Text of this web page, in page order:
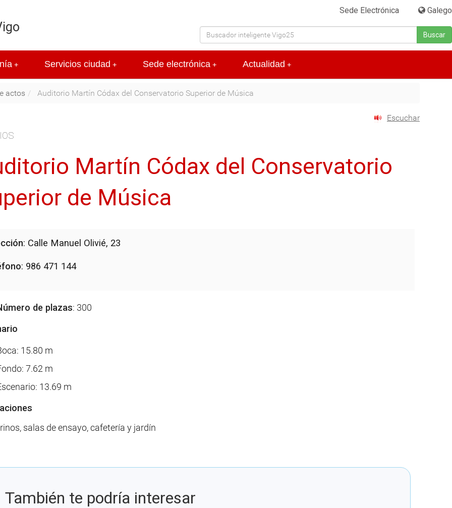
Sede Electrónica Galego
Buscar
+ +
Servicios ciudad +
Sede electrónica +
Actualidad
actos Auditorio Martín Códax del Conservatorio Superior de Música
Escuchar
Martín Códax del Conservatorio
de Música
: Calle Manuel Olivié, 23
: 986 471 144
de plazas: 300
15.80 m
7.62 m
13.69 m
salas de ensayo, cafetería y jardín
También te podría interesar